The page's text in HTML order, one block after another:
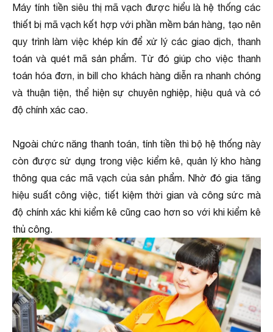
Máy tính tiền siêu thị mã vạch được hiểu là hệ thống các
thiết bị mã vạch kết hợp với phần mềm bán hàng, tạo nên
quy trình làm việc khép kín để xử lý các giao dịch, thanh
toán và quét mã sản phẩm. Từ đó giúp cho việc thanh
toán hóa đơn, in bill cho khách hàng diễn ra nhanh chóng
và thuận tiện, thể hiện sự chuyên nghiệp, hiệu quả và có
độ chính xác cao.
Ngoài chức năng thanh toán, tính tiền thì bộ hệ thống này
còn được sử dụng trong việc kiểm kê, quản lý kho hàng
thông qua các mã vạch của sản phẩm. Nhờ đó gia tăng
hiệu suất công việc, tiết kiệm thời gian và công sức mà
độ chính xác khi kiểm kê cũng cao hơn so với khi kiểm kê
thủ công.